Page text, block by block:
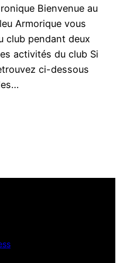
Bienvenue au
Armorique vous
club pendant deux
activités du club Si
ci-dessous